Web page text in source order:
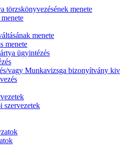
törzskönyvezésének menete
menete
menete
ügyintézés
vagy Munkavizsga bizonyítvány
szervezetek